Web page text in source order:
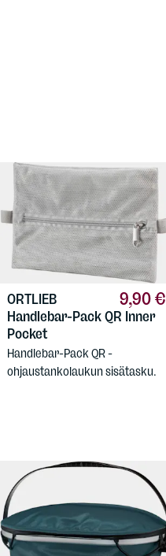
9,90 €
ORTLIEB
Handlebar-Pack QR Inner
Pocket
Handlebar-Pack QR -
ohjaustankolaukun sisätasku.